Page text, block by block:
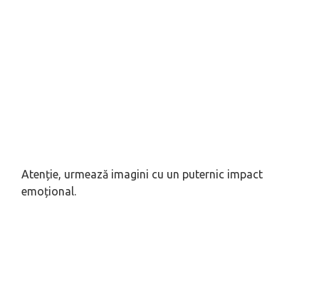
Atenție, urmează imagini cu un puternic impact
emoțional.